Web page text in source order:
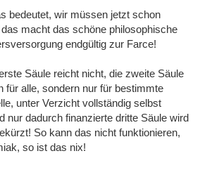
bedeutet, wir müssen jetzt schon
macht das schöne philosophische
endgültig zur Farce!
Säule reicht nicht, die zweite Säule
für alle, sondern nur für bestimmte
unter Verzicht vollständig selbst
nur dadurch finanzierte dritte Säule wird
So kann das nicht funktionieren,
so ist das nix!